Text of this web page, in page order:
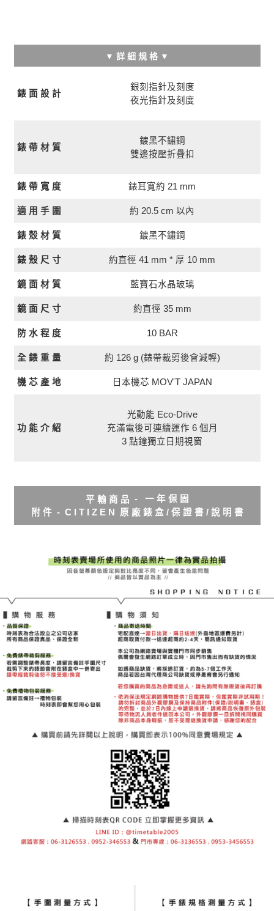
▼ 詳 細 規 格 ▼
錶 面 設 計
銀刻指針及刻度
夜光指針及刻度
錶 帶 材 質
鍍黑不鏽鋼
雙邊按壓折疊扣
錶 帶 寬 度 錶耳寬約 21 mm
適 用 手 圍 約 20.5 cm 以內
錶 殼 材 質 鍍黑不鏽鋼
錶 殼 尺 寸 約直徑 41 mm * 厚 10 mm
鏡 面 材 質 藍寶石水晶玻璃
鏡 面 尺 寸 約直徑 35 mm
防 水 程 度 10 BAR
全 錶 重 量 約 126 g (錶帶裁剪後會減輕)
機 芯 產 地 日本機芯 MOV'T JAPAN
功 能 介 紹
光動能 Eco-Drive
充滿電後可連續運作 6 個月
3 點鐘獨立日期視窗
平 輸 商 品 - 一 年 保 固
附 件 - C I T I Z E N 原 廠 錶 盒 / 保 證 書 / 說 明 書